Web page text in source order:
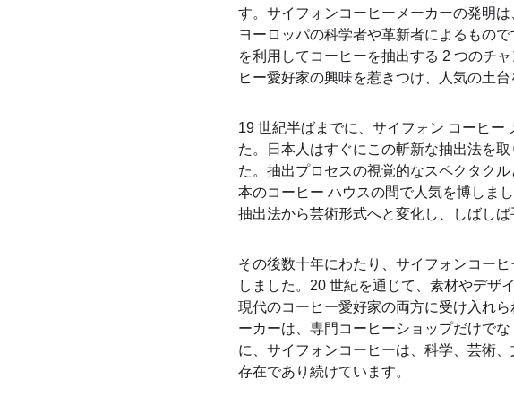
す。サイフォンコーヒーメーカーの発明
ヨーロッパの科学者や革新者によるもの
を利用してコーヒーを抽出する 2 つのチ
ヒー愛好家の興味を惹きつけ、人気の土台
19 世紀半ばまでに、サイフォン コーヒー
た。日本人はすぐにこの斬新な抽出法を
た。抽出プロセスの視覚的なスペクタク
本のコーヒー ハウスの間で人気を博しま
抽出法から芸術形式へと変化し、しばし
その後数十年にわたり、サイフォンコー
しました。20 世紀を通じて、素材やデザ
現代のコーヒー愛好家の両方に受け入れ
ーカーは、専門コーヒーショップだけで
に、サイフォンコーヒーは、科学、芸術
存在であり続けています。